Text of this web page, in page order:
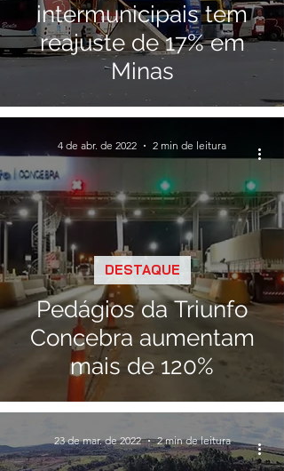
intermunicipais tem
reajuste de 17% em
Minas
Pedágios da Triunfo
Concebra aumentam
mais de 120%
DESTAQUE
4 de abr. de 2022 2 min de leitura
23 de mar. de 2022 2 min de leitura